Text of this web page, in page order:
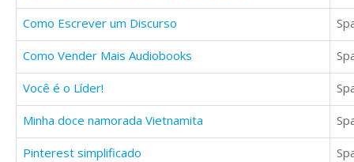
Como Escrever um Discurso
Como Vender Mais Audiobooks
Você é o Líder!
Minha doce namorada Vietnamita
Pinterest simplificado